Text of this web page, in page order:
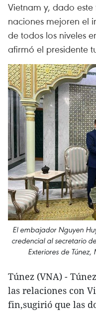
Vietnam y, dado
naciones mejoren el
de todos los niveles
afirmó el presidente
El embajador Nguyen
credencial al secretario
Exteriores de Túnez,
Túnez (VNA) -
las relaciones con
fin,sugirió que las